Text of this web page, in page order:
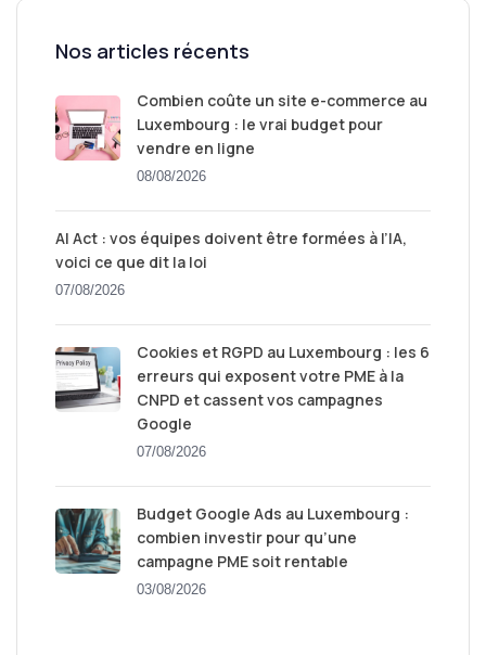
Nos articles récents
Combien coûte un site e-commerce au
Luxembourg : le vrai budget pour
vendre en ligne
08/08/2026
AI Act : vos équipes doivent être formées à l’IA,
voici ce que dit la loi
07/08/2026
Cookies et RGPD au Luxembourg : les 6
erreurs qui exposent votre PME à la
CNPD et cassent vos campagnes
Google
07/08/2026
Budget Google Ads au Luxembourg :
combien investir pour qu’une
campagne PME soit rentable
03/08/2026